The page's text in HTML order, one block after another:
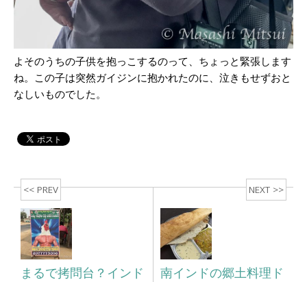
よそのうちの子供を抱っこするのって、ちょっと緊張します
ね。この子は突然ガイジンに抱かれたのに、泣きもせずおと
なしいものでした。
<< PREV
まるで拷問台？インド
NEXT >>
南インドの郷土料理ド